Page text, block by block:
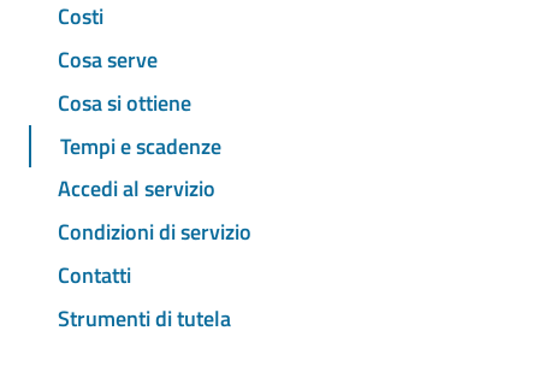
Costi
Cosa serve
Cosa si ottiene
Tempi e scadenze
Accedi al servizio
Condizioni di servizio
Contatti
Strumenti di tutela